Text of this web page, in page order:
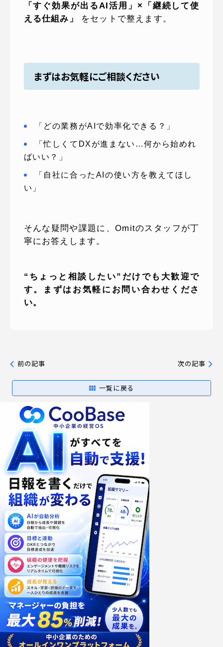
「すぐ効果が出るAI活用」×「継続して使
える仕組み」
をセットで整えます。
まずはお気軽にご相談ください
「どの業務がAIで効率化できる？」
「忙しくてDXが進まない…何から始めれ
ばいい？」
「自社に合ったAIの使い方を教えてほし
い」
そんな疑問や課題に、Omitのスタッフが丁
寧にお答えします。
“ちょっと相談したい”だけでも大歓迎で
す。まずはお気軽にお問い合わせくださ
い。
前の記事
一覧に戻る
次の記事